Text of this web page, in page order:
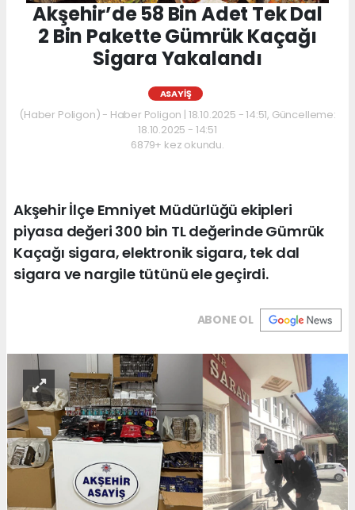
Akşehir’de 58 Bin Adet Tek Dal
2 Bin Pakette Gümrük Kaçağı
Sigara Yakalandı
ASAYIŞ
(Haber Poligon) - Haber Poligon | 18.10.2025 - 14:51, Güncelleme:
18.10.2025 - 14:51
6879+ kez okundu.
Akşehir İlçe Emniyet Müdürlüğü ekipleri
piyasa değeri 300 bin TL değerinde Gümrük
Kaçağı sigara, elektronik sigara, tek dal
sigara ve nargile tütünü ele geçirdi.
ABONE OL